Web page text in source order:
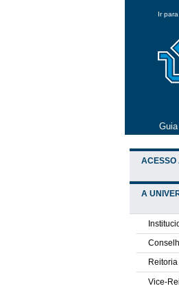
Ir
ACESSO
A
Reitoria
Vice-